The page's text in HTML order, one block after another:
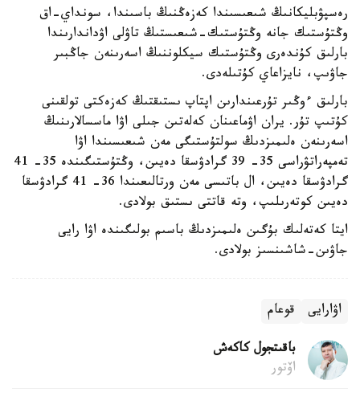
رەسپۋبليكانىڭ شىعىسىندا كەزەڭنىڭ باسىندا، سونداي-اق
وڭتۇستىك جانە وڭتۇستىك-شىعىستىڭ تاۋلى اۋداندارىندا
بارلىق كۇندەرى وڭتۇستىك سيكلوننىڭ اسەرىنەن جاڭبىر
جاۋىپ، نايزاعاي كۇتىلەدى.
بارلىق ءوڭىر تۇرعىندارىن اپتاپ ىستىقتىڭ كەزەكتى تولقىنى
كۇتىپ تۇر. يران اۋماعىنان كەلەتىن جىلى اۋا ماسسالارىنىڭ
اسەرىنەن ەلىمىزدىڭ سولتۇستىگى مەن شىعىسىندا اۋا
تەمپەراتۋراسى 35- 39 گرادۋسقا دەيىن، وڭتۇستىگىندە 35- 41
گرادۋسقا دەيىن، ال باتىسى مەن ورتالىعىندا 36- 41 گرادۋسقا
دەيىن كوتەرىلىپ، وتە قاتتى ىستىق بولادى.
ايتا كەتەلىك بۇگىن ەلىمىزدىڭ باسىم بولىگىندە اۋا رايى
جاۋىن-شاشىنسىز بولادى.
اۋارايى قوعام
باقىتجول كاكەش
اۆتور